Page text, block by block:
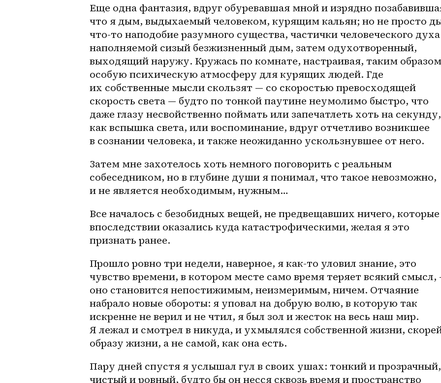
Еще одна фантазия, вдруг обуревавшая мной и изрядно
что я дым, выдыхаемый человеком, курящим кальян; но не просто
что-то наподобие разумного существа, частички человеческого духа
наполняемой сизый безжизненный дым, затем одухотворенный,
выходящий наружу. Кружась по комнате, настраивая, таким
особую психическую атмосферу для курящих людей. Где
их собственные мысли скользят — со скоростью превосходящей
скорость света — будто по тонкой паутине неумолимо быстро, что
даже глазу несвойственно поймать или запечатлеть хоть на секунду,
как вспышка света, или воспоминание, вдруг отчетливо возникшее
в сознании человека, и также неожиданно ускользнувшее от него.
Затем мне захотелось хоть немного поговорить с реальным
собеседником, но в глубине души я понимал, что такое невозможно,
и не является необходимым, нужным…
Все началось с безобидных вещей, не предвещавших ничего, которые
впоследствии оказались куда катастрофическими, желая я это
признать ранее.
Прошло ровно три недели, наверное, я как-то уловил знание, это
чувство времени, в котором месте само время теряет всякий смысл,
оно становится непостижимым, неизмеримым, ничем. Отчаяние
набрало новые обороты: я уповал на добрую волю, в которую так
искренне не верил и не чтил, я был зол и жесток на весь наш мир.
Я лежал и смотрел в никуда, и ухмылялся собственной жизни,
образу жизни, а не самой, как она есть.
Пару дней спустя я услышал гул в своих ушах: тонкий и прозрачный,
чистый и ровный, будто бы он несся сквозь время и пространство